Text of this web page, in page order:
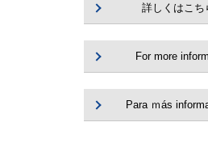
詳しくはこち
For more
Para ｍás